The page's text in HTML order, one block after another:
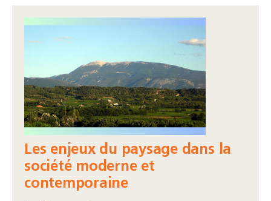
Les enjeux du paysage dans la
société moderne et
contemporaine